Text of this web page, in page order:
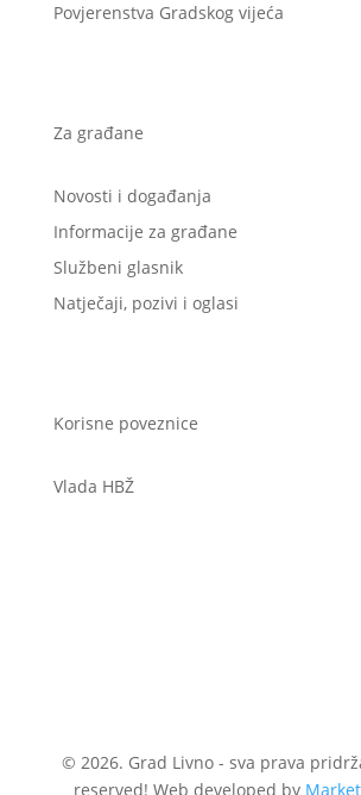
Povjerenstva Gradskog vijeća
Za građane
Novosti i događanja
Informacije za građane
Službeni glasnik
Natječaji, pozivi i oglasi
Korisne poveznice
Vlada HBŽ
© 2026. Grad Livno - sva prava
reserved! Web developed by